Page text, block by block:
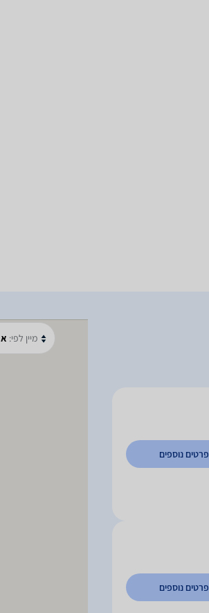
מיין לפי:
פרטים נוספים
פרטים נוספים